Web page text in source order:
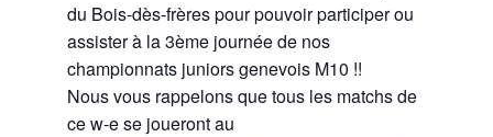
du Bois-dès-frères pour pouvoir participer ou
assister à la 3ème journée de nos
championnats juniors genevois M10 !!
Nous vous rappelons que tous les matchs de
ce w-e se joueront au